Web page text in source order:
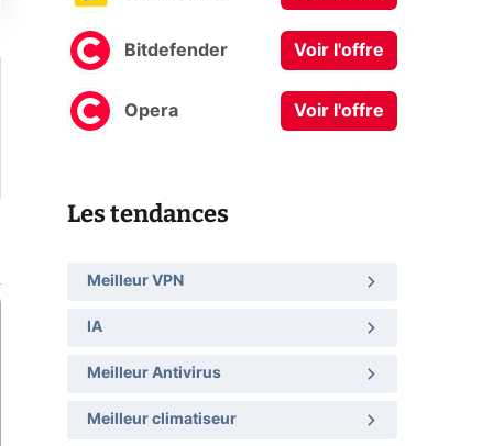
Bitdefender Voir l'offre
Opera Voir l'offre
Les tendances
Meilleur VPN
IA
Meilleur Antivirus
Meilleur climatiseur